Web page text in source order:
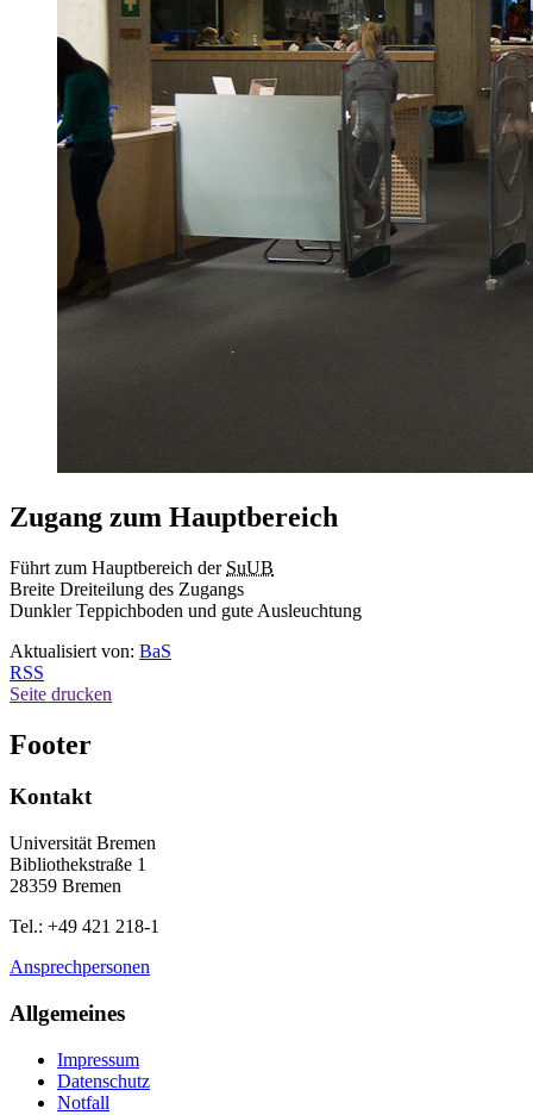
Zugang zum Hauptbereich
Führt zum Hauptbereich der SuUB
Breite Dreiteilung des Zugangs
Dunkler Teppichboden und gute Ausleuchtung
Aktualisiert von: BaS
RSS
Seite drucken
Footer
Kontakt
Universität Bremen
Bibliothekstraße 1
28359 Bremen
Tel.: +49 421 218-1
Ansprechpersonen
Allgemeines
Impressum
Datenschutz
Notfall